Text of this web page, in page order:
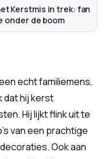
Kerstmis in trek: fan
onder de boom
echt familiemens,
dat hij kerst
Hij lijkt flink uit te
van een prachtige
Ook aan